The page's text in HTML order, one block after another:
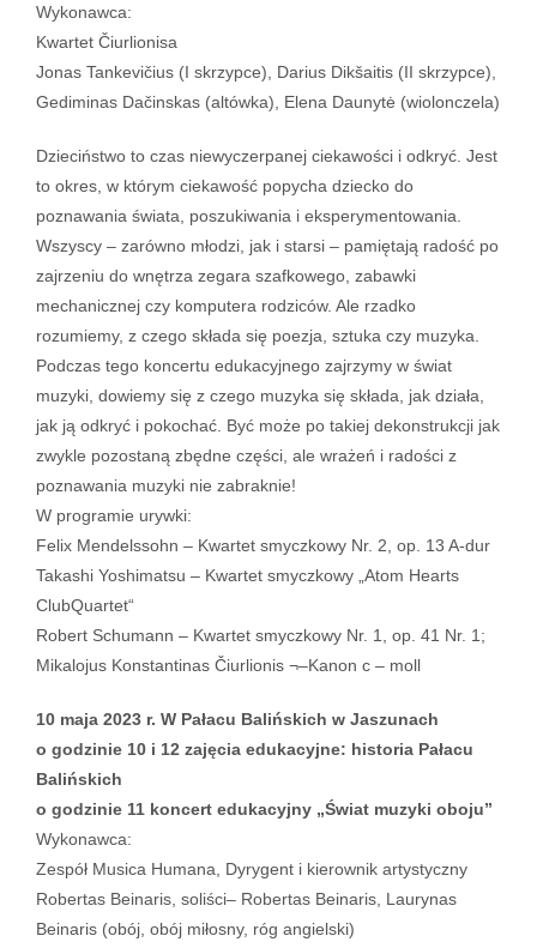
Wykonawca:
Kwartet Čiurlionisa
Jonas Tankevičius (I skrzypce), Darius Dikšaitis (II skrzypce),
Gediminas Dačinskas (altówka), Elena Daunytė (wiolonczela)
Dzieciństwo to czas niewyczerpanej ciekawości i odkryć. Jest
to okres, w którym ciekawość popycha dziecko do
poznawania świata, poszukiwania i eksperymentowania.
Wszyscy – zarówno młodzi, jak i starsi – pamiętają radość po
zajrzeniu do wnętrza zegara szafkowego, zabawki
mechanicznej czy komputera rodziców. Ale rzadko
rozumiemy, z czego składa się poezja, sztuka czy muzyka.
Podczas tego koncertu edukacyjnego zajrzymy w świat
muzyki, dowiemy się z czego muzyka się składa, jak działa,
jak ją odkryć i pokochać. Być może po takiej dekonstrukcji jak
zwykle pozostaną zbędne części, ale wrażeń i radości z
poznawania muzyki nie zabraknie!
W programie urywki:
Felix Mendelssohn – Kwartet smyczkowy Nr. 2, op. 13 A-dur
Takashi Yoshimatsu – Kwartet smyczkowy „Atom Hearts
ClubQuartet“
Robert Schumann – Kwartet smyczkowy Nr. 1, op. 41 Nr. 1;
Mikalojus Konstantinas Čiurlionis ¬–Kanon c – moll
10 maja 2023 r. W Pałacu Balińskich w Jaszunach
o godzinie 10 i 12 zajęcia edukacyjne: historia Pałacu
Balińskich
o godzinie 11 koncert edukacyjny „Świat muzyki oboju”
Wykonawca:
Zespół Musica Humana, Dyrygent i kierownik artystyczny
Robertas Beinaris, soliści– Robertas Beinaris, Laurynas
Beinaris (obój, obój miłosny, róg angielski)